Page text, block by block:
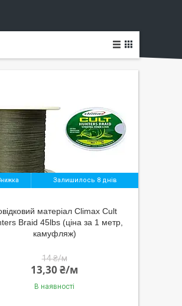
Залишилось 8 днів
матеріал Climax Cult
Braid 45lbs (ціна за 1 метр,
камуфляж)
14 ₴/м
13,30 ₴/м
В наявності